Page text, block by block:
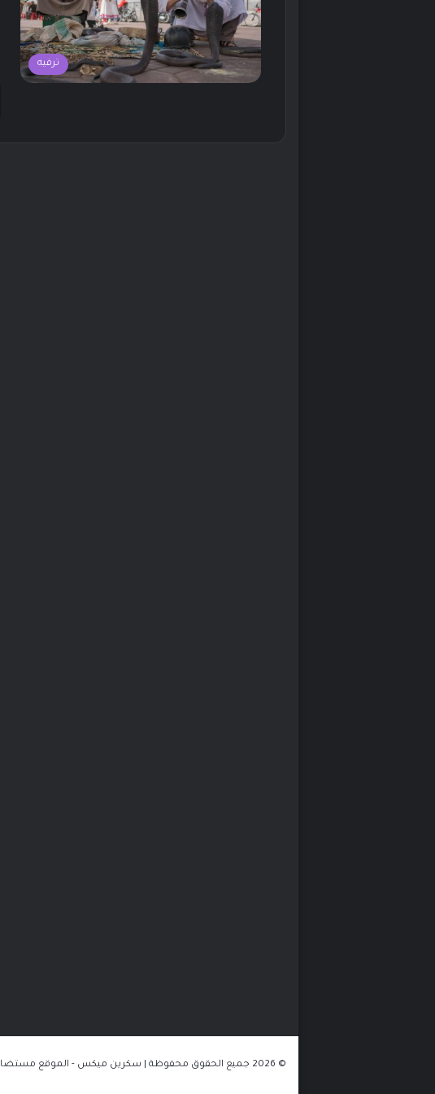
ترفيه
© 2026 جميع الحقوق محفوظة | سكرين ميكس - الموقع مستضاف على